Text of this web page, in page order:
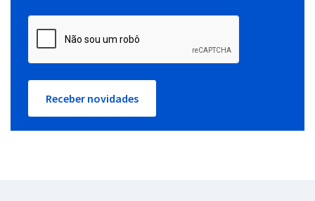
Receber novidades